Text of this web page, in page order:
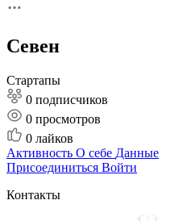
Севен
Стартапы
0 подписчиков
0 просмотров
0 лайков
Активность О себе Данные
Присоединиться Войти
Контакты